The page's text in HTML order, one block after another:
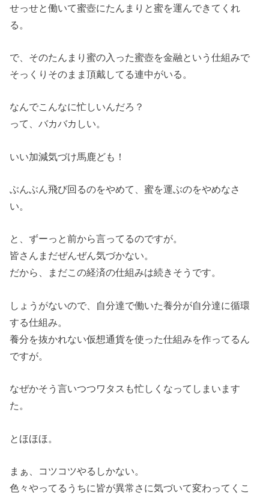
せっせと働いて蜜壺にたんまりと蜜を運んできてくれ
る。
で、そのたんまり蜜の入った蜜壺を金融という仕組みで
そっくりそのまま頂戴してる連中がいる。
なんでこんなに忙しいんだろ？
って、バカバカしい。
いい加減気づけ馬鹿ども！
ぶんぶん飛び回るのをやめて、蜜を運ぶのをやめなさ
い。
と、ずーっと前から言ってるのですが。
皆さんまだぜんぜん気づかない。
だから、まだこの経済の仕組みは続きそうです。
しょうがないので、自分達で働いた養分が自分達に循環
する仕組み。
養分を抜かれない仮想通貨を使った仕組みを作ってるん
ですが。
なぜかそう言いつつワタスも忙しくなってしまいます
た。
とほほほ。
まぁ、コツコツやるしかない。
色々やってるうちに皆が異常さに気づいて変わってくこ